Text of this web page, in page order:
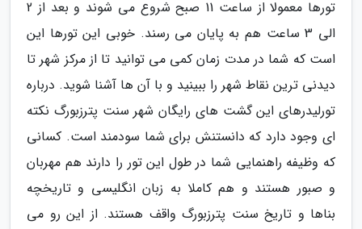
تورها معمولا از ساعت 11 صبح شروع می شوند و بعد از 2
الی 3 ساعت هم به پایان می رسند. خوبی این تورها این
است که شما در مدت زمان کمی می توانید تا از مرکز شهر تا
دیدنی ترین نقاط شهر را ببینید و با آن ها آشنا شوید. درباره
تورلیدرهای این گشت های رایگان شهر سنت پترزبورگ نکته
ای وجود دارد که دانستنش برای شما سودمند است. کسانی
که وظیفه راهنمایی شما در طول این تور را دارند هم مهربان
و صبور هستند و هم کاملا به زبان انگلیسی و تاریخچه
بناها و تاریخ سنت پترزبورگ واقف هستند. از این رو می